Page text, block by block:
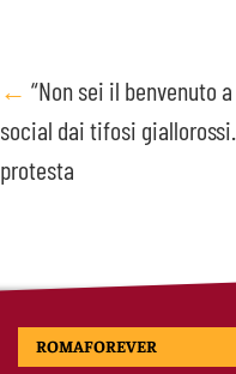
Post
navigation
← “Non sei il benvenuto
social dai tifosi
protesta
ROMAFOREVER